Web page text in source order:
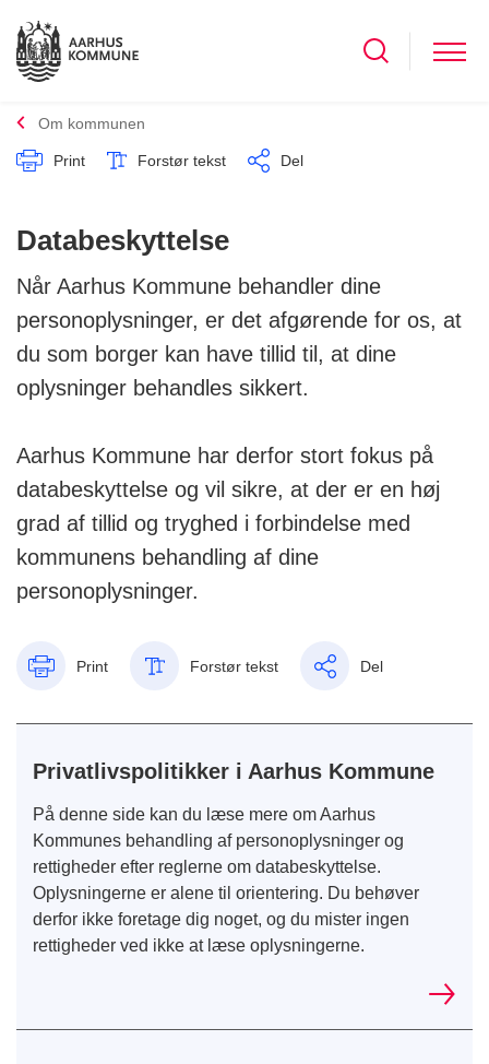
Om kommunen
Print Forstør tekst Del
Databeskyttelse
Når Aarhus Kommune behandler dine
personoplysninger, er det afgørende for os, at
du som borger kan have tillid til, at dine
oplysninger behandles sikkert.
Aarhus Kommune har derfor stort fokus på
databeskyttelse og vil sikre, at der er en høj
grad af tillid og tryghed i forbindelse med
kommunens behandling af dine
personoplysninger.
Print Forstør tekst Del
Privatlivspolitikker i Aarhus Kommune
På denne side kan du læse mere om Aarhus
Kommunes behandling af personoplysninger og
rettigheder efter reglerne om databeskyttelse.
Oplysningerne er alene til orientering. Du behøver
derfor ikke foretage dig noget, og du mister ingen
rettigheder ved ikke at læse oplysningerne.